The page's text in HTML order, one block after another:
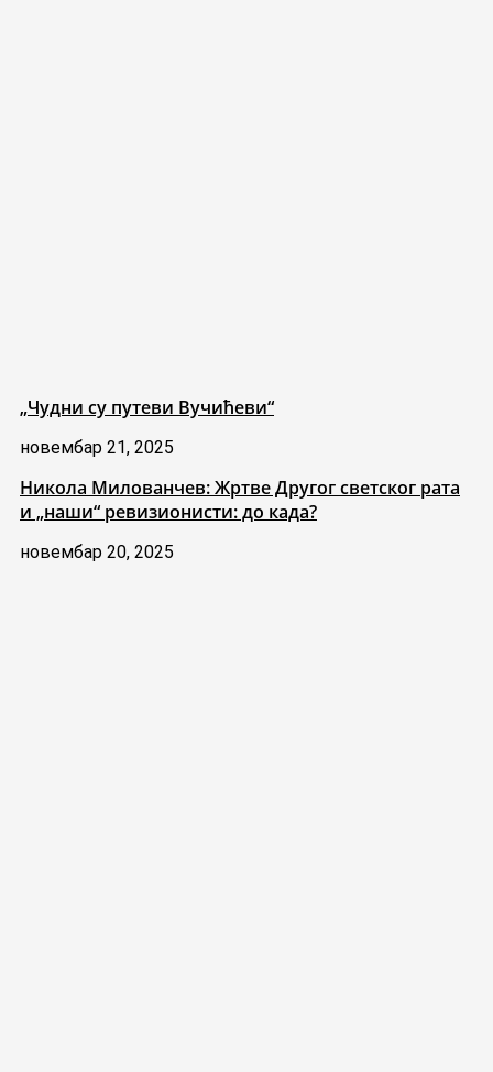
„Чудни су путеви Вучићеви“
новембар 21, 2025
Никола Милованчев: Жртве Другог светског рата
и „наши“ ревизионисти: до када?
новембар 20, 2025